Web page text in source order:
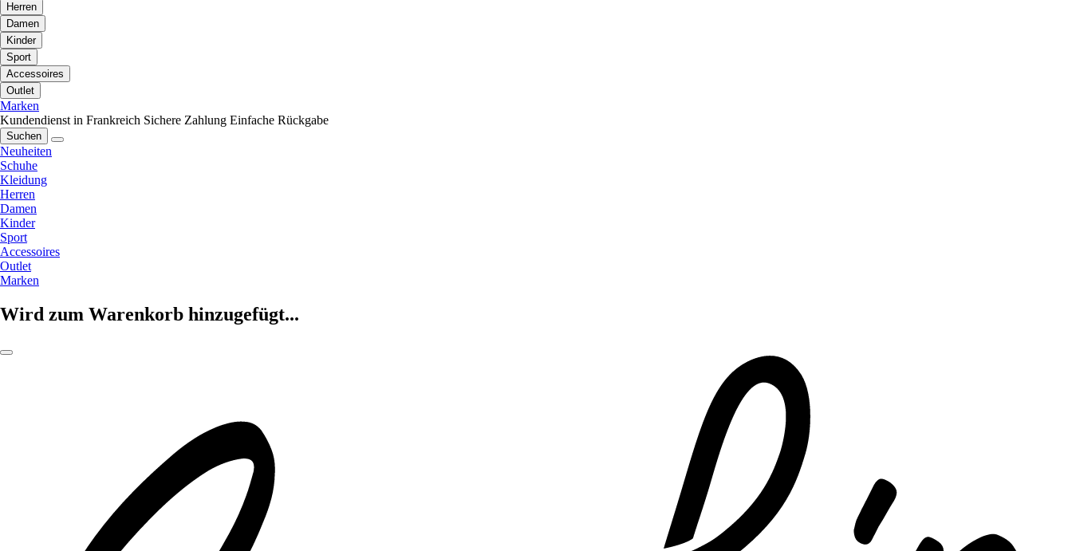
Herren
Damen
Kinder
Sport
Accessoires
Outlet
Marken
Kundendienst in Frankreich Sichere Zahlung Einfache Rückgabe
Suchen
Neuheiten
Schuhe
Kleidung
Herren
Damen
Kinder
Sport
Accessoires
Outlet
Marken
Wird zum Warenkorb hinzugefügt...